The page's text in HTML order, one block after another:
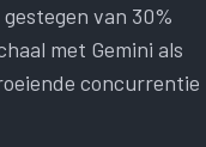
van 30%
met Gemini als
concurrentie